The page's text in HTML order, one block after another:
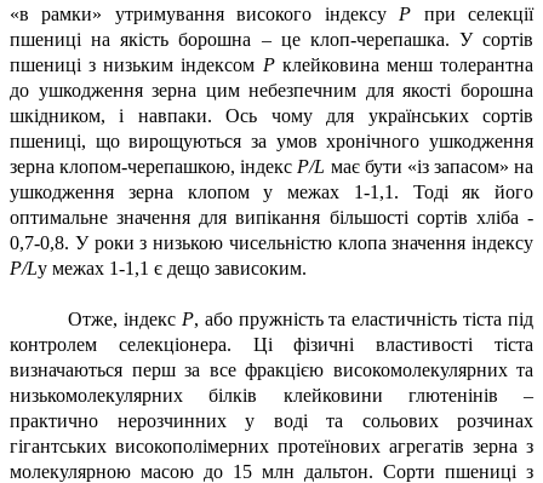
«в рамки» утримування високого індексу Р при селекції
пшениці на якість борошна – це клоп-черепашка. У сортів
пшениці з низьким індексом Рклейковина менш толерантна
до ушкодження зерна цим небезпечним для якості борошна
шкідником, і навпаки. Ось чому для українських сортів
пшениці, що вирощуються за умов хронічного ушкодження
зерна клопом-черепашкою, індекс P/L має бути «із запасом» на
ушкодження зерна клопом у межах 1-1,1. Тоді як його
оптимальне значення для випікання більшості сортів хліба -
0,7-0,8. У роки з низькою чисельністю клопа значення індексу
P/Lу межах 1-1,1 є дещо зависоким.
Отже, індекс Р, або пружність та еластичність тіста під
контролем селекціонера. Ці фізичні властивості тіста
визначаються перш за все фракцією високомолекулярних та
низькомолекулярних білків клейковини глютенінів –
практично нерозчинних у воді та сольових розчинах
гігантських високополімерних протеїнових агрегатів зерна з
молекулярною масою до 15 млн дальтон. Сорти пшениці з